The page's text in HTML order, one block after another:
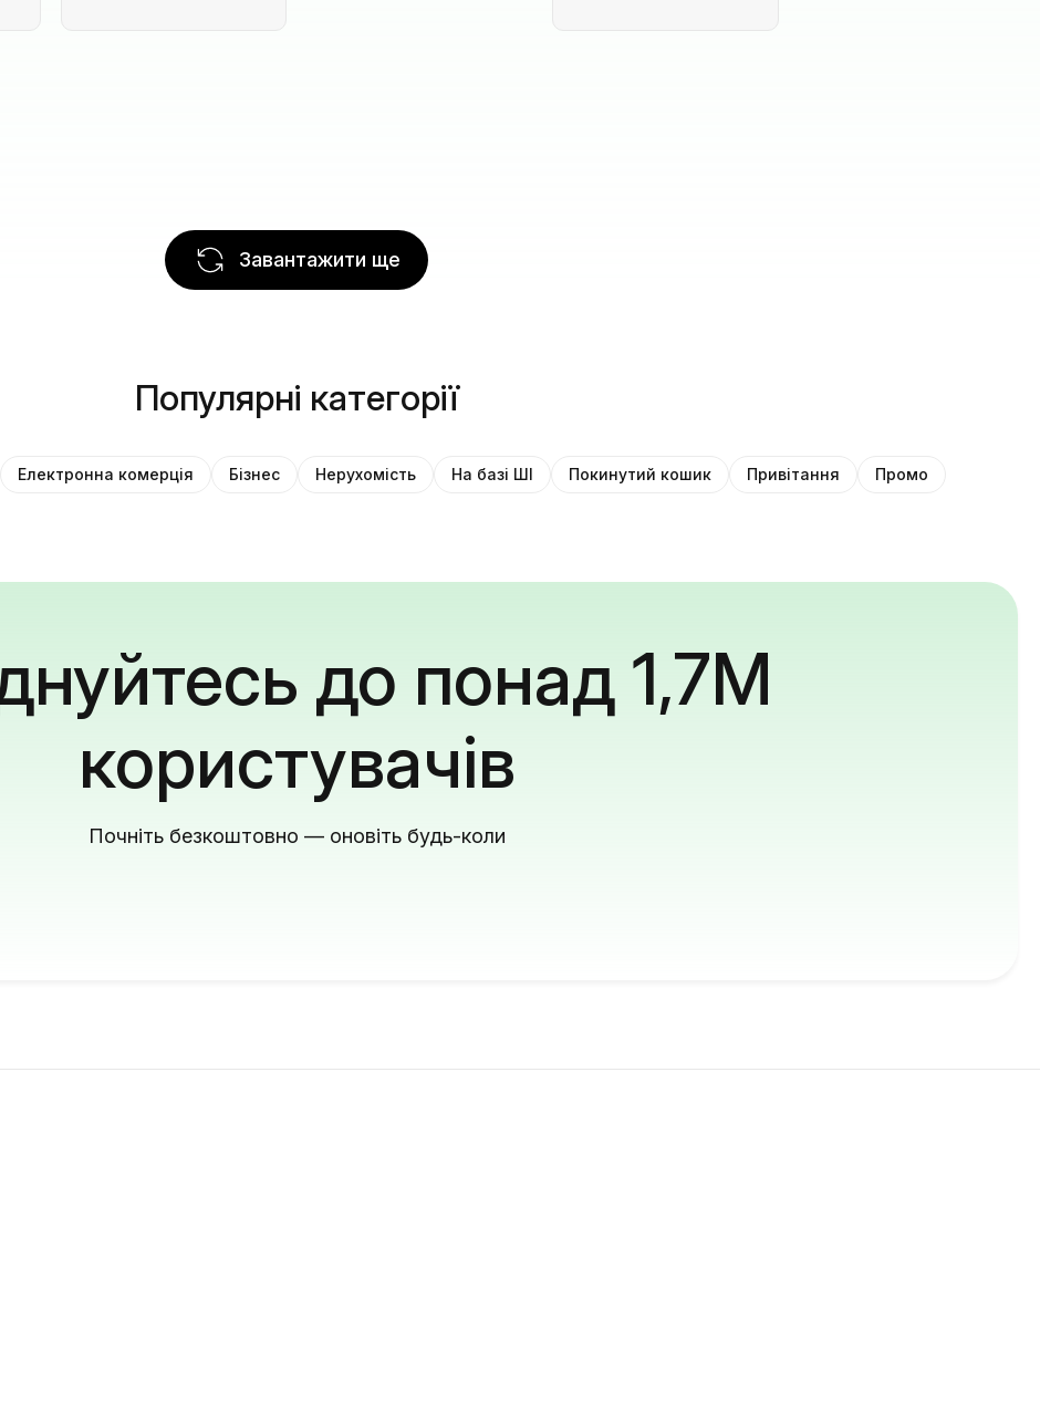
Завантажити ще
Популярні категорії
Електронна комерція Бізнес Нерухомість На базі ШІ Покинутий кошик Привітання Промо
до понад 1,7M
користувачів
Почніть безкоштовно — оновіть будь-коли